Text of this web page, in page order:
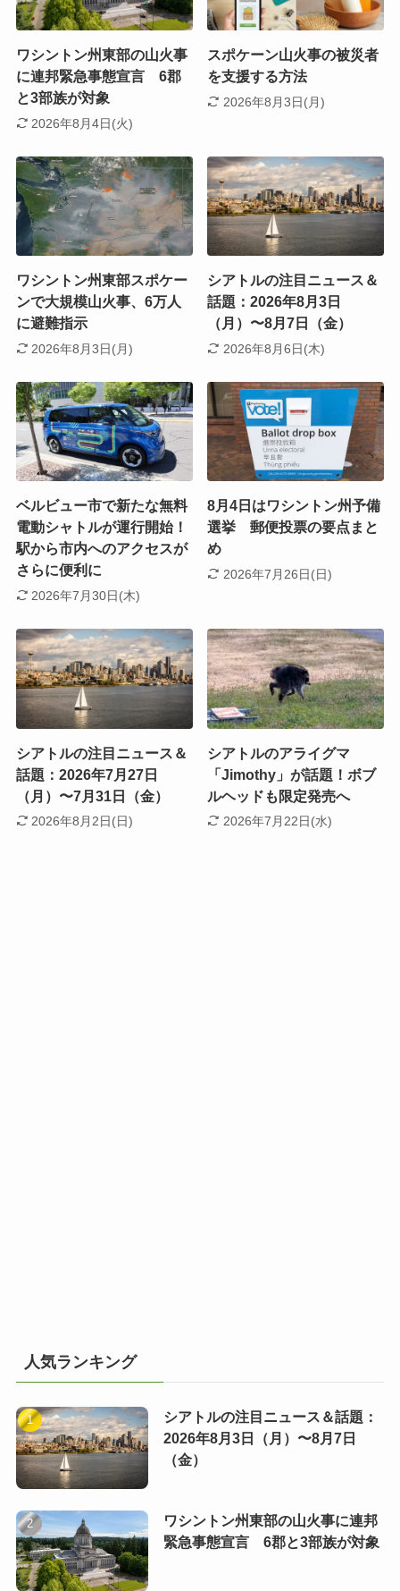
ワシントン州東部の山火事
に連邦緊急事態宣言 6郡
と3部族が対象
2026年8月4日(火)
スポケーン山火事の被災者
を支援する方法
2026年8月3日(月)
ワシントン州東部スポケー
ンで大規模山火事、6万人
に避難指示
2026年8月3日(月)
シアトルの注目ニュース＆
話題：2026年8月3日
（月）〜8月7日（金）
2026年8月6日(木)
ベルビュー市で新たな無料
電動シャトルが運行開始！
駅から市内へのアクセスが
さらに便利に
2026年7月30日(木)
8月4日はワシントン州予備
選挙 郵便投票の要点まと
め
2026年7月26日(日)
シアトルの注目ニュース＆
話題：2026年7月27日
（月）〜7月31日（金）
2026年8月2日(日)
シアトルのアライグマ
「Jimothy」が話題！ボブ
ルヘッドも限定発売へ
2026年7月22日(水)
人気ランキング
シアトルの注目ニュース＆話題：
2026年8月3日（月）〜8月7日
（金）
ワシントン州東部の山火事に連邦
緊急事態宣言 6郡と3部族が対象